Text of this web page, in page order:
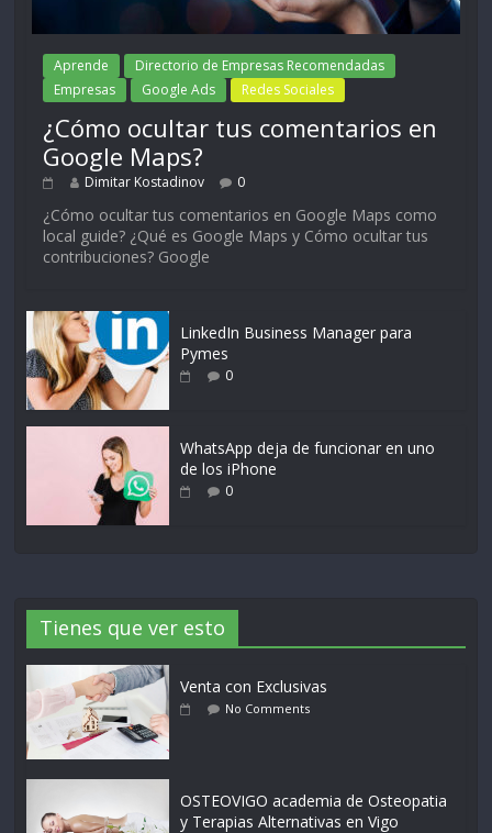
Aprende
Directorio de Empresas Recomendadas
Empresas
Google Ads Redes Sociales
¿Cómo ocultar tus comentarios en
Google Maps?
Dimitar Kostadinov 0
¿Cómo ocultar tus comentarios en Google Maps como
local guide? ¿Qué es Google Maps y Cómo ocultar tus
contribuciones? Google
LinkedIn Business Manager para
Pymes
0
WhatsApp deja de funcionar en uno
de los iPhone
0
Tienes que ver esto
Venta con Exclusivas
No Comments
OSTEOVIGO academia de Osteopatia
y Terapias Alternativas en Vigo